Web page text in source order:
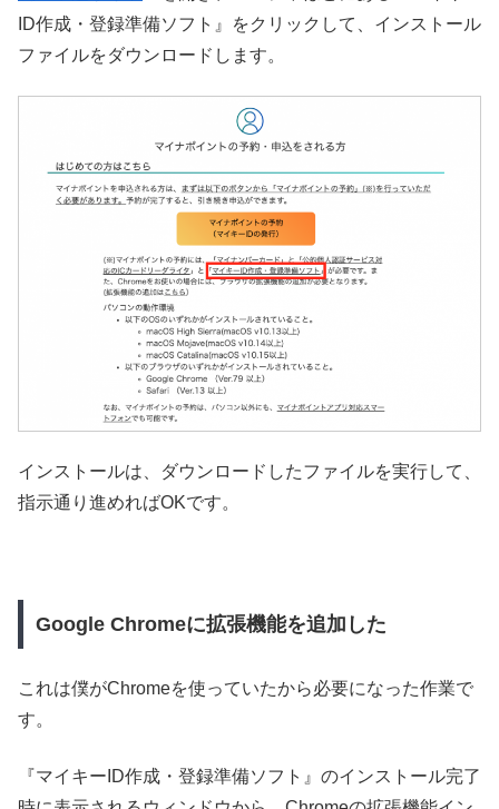
ID作成・登録準備ソフト』をクリックして、インストール
ファイルをダウンロードします。
インストールは、ダウンロードしたファイルを実行して、
指示通り進めればOKです。
Google Chromeに拡張機能を追加した
これは僕がChromeを使っていたから必要になった作業で
す。
『マイキーID作成・登録準備ソフト』のインストール完了